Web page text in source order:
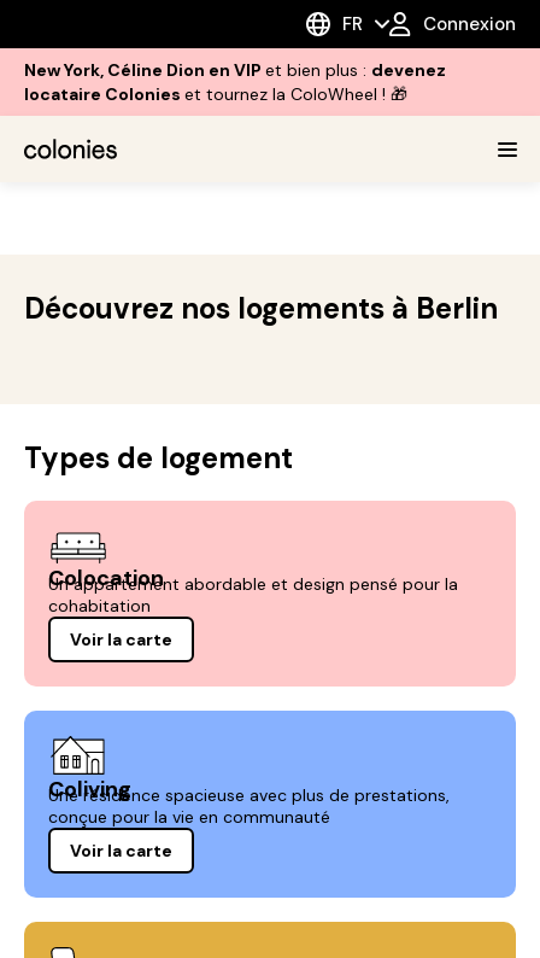
FR Connexion
New York, Céline Dion en VIP et bien plus : devenez
locataire Colonies et tournez la ColoWheel ! 🎁
Découvrez nos logements à Berlin
Types de logement
Colocation
Un appartement abordable et design pensé pour la
cohabitation
Voir la carte
Coliving
Une résidence spacieuse avec plus de prestations,
conçue pour la vie en communauté
Voir la carte